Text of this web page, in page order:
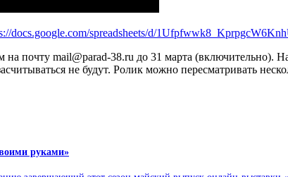
docs.google.com/spreadsheets/d/
почту mail@parad-38.ru до 31 марта (включительно).
не будут. Ролик можно пересматривать
руками»